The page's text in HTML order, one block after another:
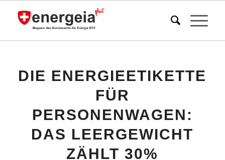
DIE ENERGIEETIKETTE
FÜR
PERSONENWAGEN:
DAS LEERGEWICHT
ZÄHLT 30%